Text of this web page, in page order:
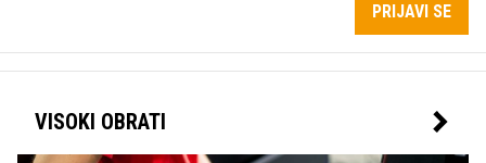
PRIJAVI SE
VISOKI OBRATI